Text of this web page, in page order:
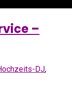
–
DJ,